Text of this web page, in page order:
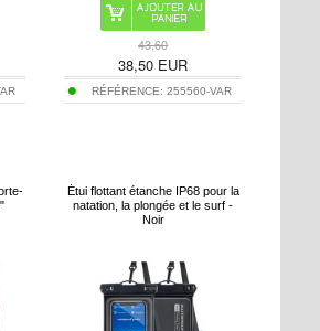
43,60
38,50 EUR
RÉFÉRENCE: 255560-VAR
Étui flottant étanche IP68 pour la
natation, la plongée et le surf -
Noir